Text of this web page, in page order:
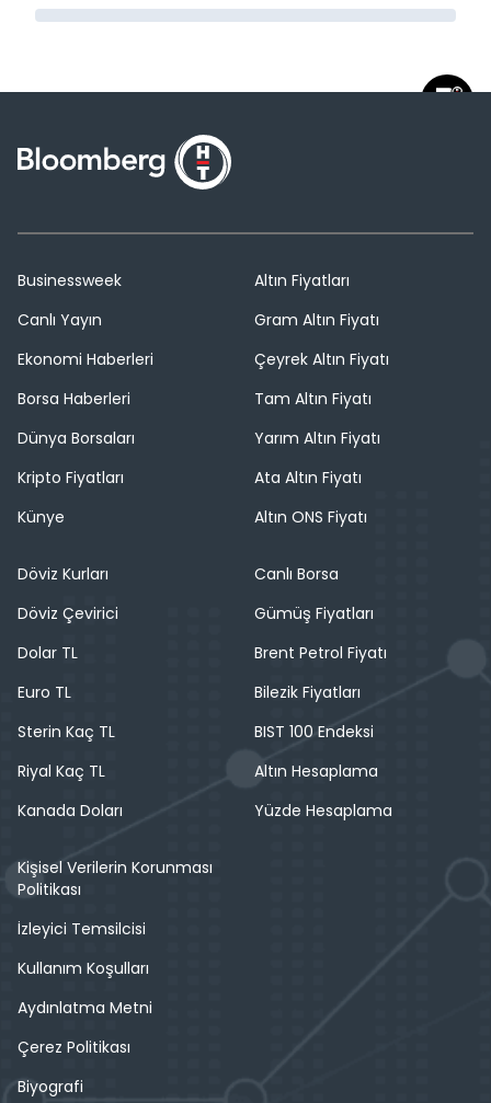
Businessweek
Canlı Yayın
Ekonomi Haberleri
Borsa Haberleri
Dünya Borsaları
Kripto Fiyatları
Künye
Altın Fiyatları
Gram Altın Fiyatı
Çeyrek Altın Fiyatı
Tam Altın Fiyatı
Yarım Altın Fiyatı
Ata Altın Fiyatı
Altın ONS Fiyatı
Döviz Kurları
Döviz Çevirici
Dolar TL
Euro TL
Sterin Kaç TL
Riyal Kaç TL
Kanada Doları
Canlı Borsa
Gümüş Fiyatları
Brent Petrol Fiyatı
Bilezik Fiyatları
BIST 100 Endeksi
Altın Hesaplama
Yüzde Hesaplama
Kişisel Verilerin Korunması
Politikası
İzleyici Temsilcisi
Kullanım Koşulları
Aydınlatma Metni
Çerez Politikası
Biyografi